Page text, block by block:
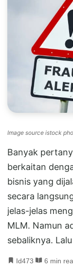
Image source istock
Banyak
berkaitan
bisnis yang
secara
jelas-jelas
MLM. Namun
sebaliknya.
Id473 6 min